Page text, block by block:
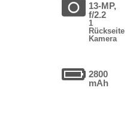
13-MP,
f/2.2
1
Rückseite
Kamera
2800
mAh